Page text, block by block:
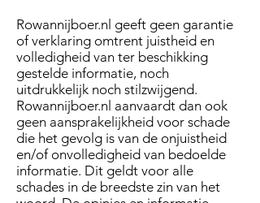
Rowannijboer.nl geeft geen garantie
of verklaring omtrent juistheid en
volledigheid van ter beschikking
gestelde informatie, noch
uitdrukkelijk noch stilzwijgend.
Rowannijboer.nl aanvaardt dan ook
geen aansprakelijkheid voor schade
die het gevolg is van de onjuistheid
en/of onvolledigheid van bedoelde
informatie. Dit geldt voor alle
schades in de breedste zin van het